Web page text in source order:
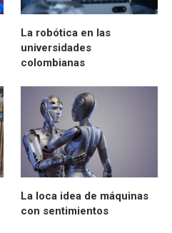
La robótica en las
universidades
colombianas
La loca idea de máquinas
con sentimientos